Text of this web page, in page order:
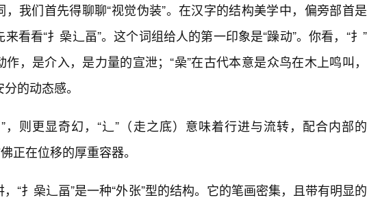
，我们首先得聊聊“视觉伪装”。在汉字的结构美学中，偏旁部首是
看看“扌喿辶畐”。这个词组给人的第一印象是“躁动”。你看，“扌”
作，是介入，是力量的宣泄；“喿”在古代本意是众鸟在木上鸣叫，
的动态感。
，则更显奇幻，“辶”（走之底）意味着行进与流转，配合内部的
正在位移的厚重容器。
“扌喿辶畐”是一种“外张”型的结构。它的笔画密集，且带有明显的